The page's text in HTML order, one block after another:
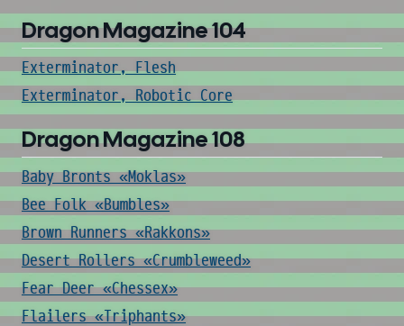
Dragon Magazine 104
Exterminator, Flesh
Exterminator, Robotic Core
Dragon Magazine 108
Baby Bronts «Moklas»
Bee Folk «Bumbles»
Brown Runners «Rakkons»
Desert Rollers «Crumbleweed»
Fear Deer «Chessex»
Flailers «Triphants»